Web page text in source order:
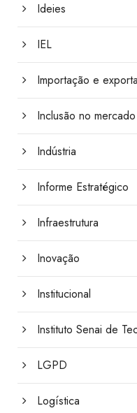
Ideies
IEL
Importação e
Inclusão no
Indústria
Informe Estratégico
Infraestrutura
Inovação
Institucional
Instituto Senai de
LGPD
Logística